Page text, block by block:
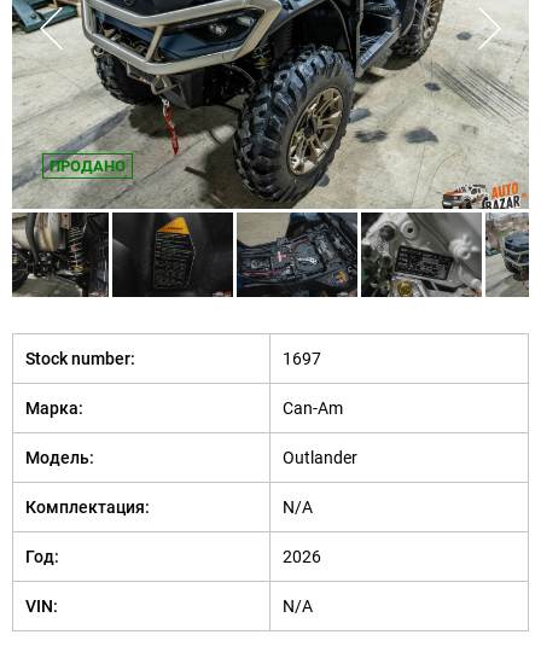
ПРОДАНО
Stock number: 1697
Марка: Can-Am
Модель: Outlander
Комплектация: N/A
Год: 2026
VIN: N/A